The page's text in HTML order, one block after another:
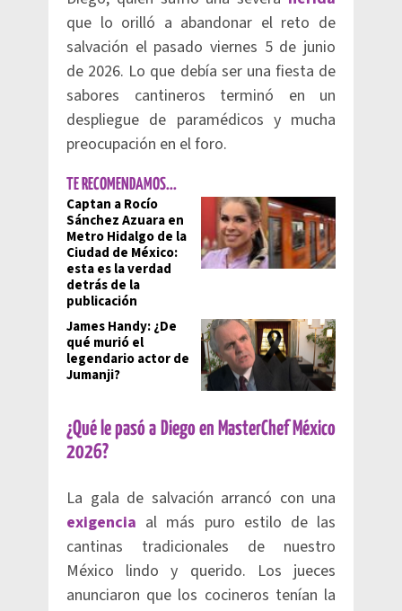
que lo orilló a abandonar el reto de
salvación el pasado viernes 5 de junio
de 2026. Lo que debía ser una fiesta de
sabores cantineros terminó en un
despliegue de paramédicos y mucha
preocupación en el foro.
TE RECOMENDAMOS...
Captan a Rocío
Sánchez Azuara en
Metro Hidalgo de la
Ciudad de México:
esta es la verdad
detrás de la
publicación
James Handy: ¿De
qué murió el
legendario actor de
Jumanji?
¿Qué le pasó a Diego en MasterChef México
2026?
La gala de salvación arrancó con una
exigencia al más puro estilo de las
cantinas tradicionales de nuestro
México lindo y querido. Los jueces
anunciaron que los cocineros tenían la